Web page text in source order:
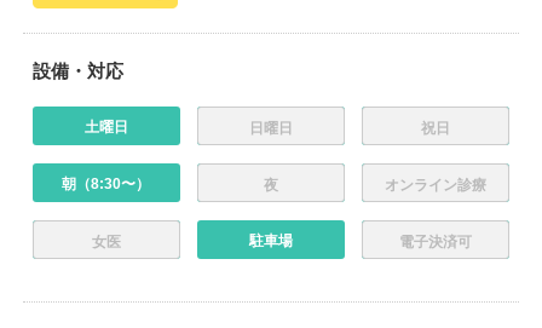
設備・対応
土曜日 日曜日 祝日
朝（8:30〜） 夜 オンライン診療
女医 駐車場 電子決済可